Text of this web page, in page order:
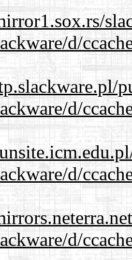
d/
d/
d/
d/